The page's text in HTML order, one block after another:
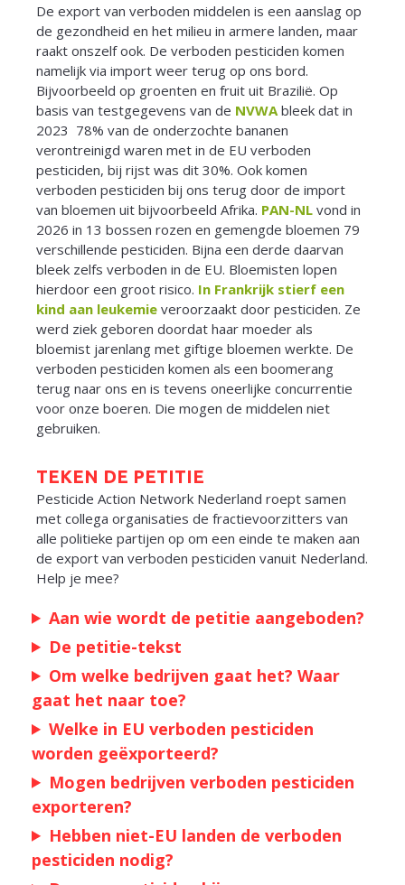
De export van verboden middelen is een aanslag op
de gezondheid en het milieu in armere landen, maar
raakt onszelf ook. De verboden pesticiden komen
namelijk via import weer terug op ons bord.
Bijvoorbeeld op groenten en fruit uit Brazilië. Op
basis van testgegevens van de NVWA bleek dat in
2023 78% van de onderzochte bananen
verontreinigd waren met in de EU verboden
pesticiden, bij rijst was dit 30%. Ook komen
verboden pesticiden bij ons terug door de import
van bloemen uit bijvoorbeeld Afrika. PAN-NL vond in
2026 in 13 bossen rozen en gemengde bloemen 79
verschillende pesticiden. Bijna een derde daarvan
bleek zelfs verboden in de EU. Bloemisten lopen
hierdoor een groot risico. In Frankrijk stierf een
kind aan leukemie veroorzaakt door pesticiden. Ze
werd ziek geboren doordat haar moeder als
bloemist jarenlang met giftige bloemen werkte. De
verboden pesticiden komen als een boomerang
terug naar ons en is tevens oneerlijke concurrentie
voor onze boeren. Die mogen de middelen niet
gebruiken.
TEKEN DE PETITIE
Pesticide Action Network Nederland roept samen
met collega organisaties de fractievoorzitters van
alle politieke partijen op om een einde te maken aan
de export van verboden pesticiden vanuit Nederland.
Help je mee?
Aan wie wordt de petitie aangeboden?
De petitie-tekst
Om welke bedrijven gaat het? Waar
gaat het naar toe?
Welke in EU verboden pesticiden
worden geëxporteerd?
Mogen bedrijven verboden pesticiden
exporteren?
Hebben niet-EU landen de verboden
pesticiden nodig?